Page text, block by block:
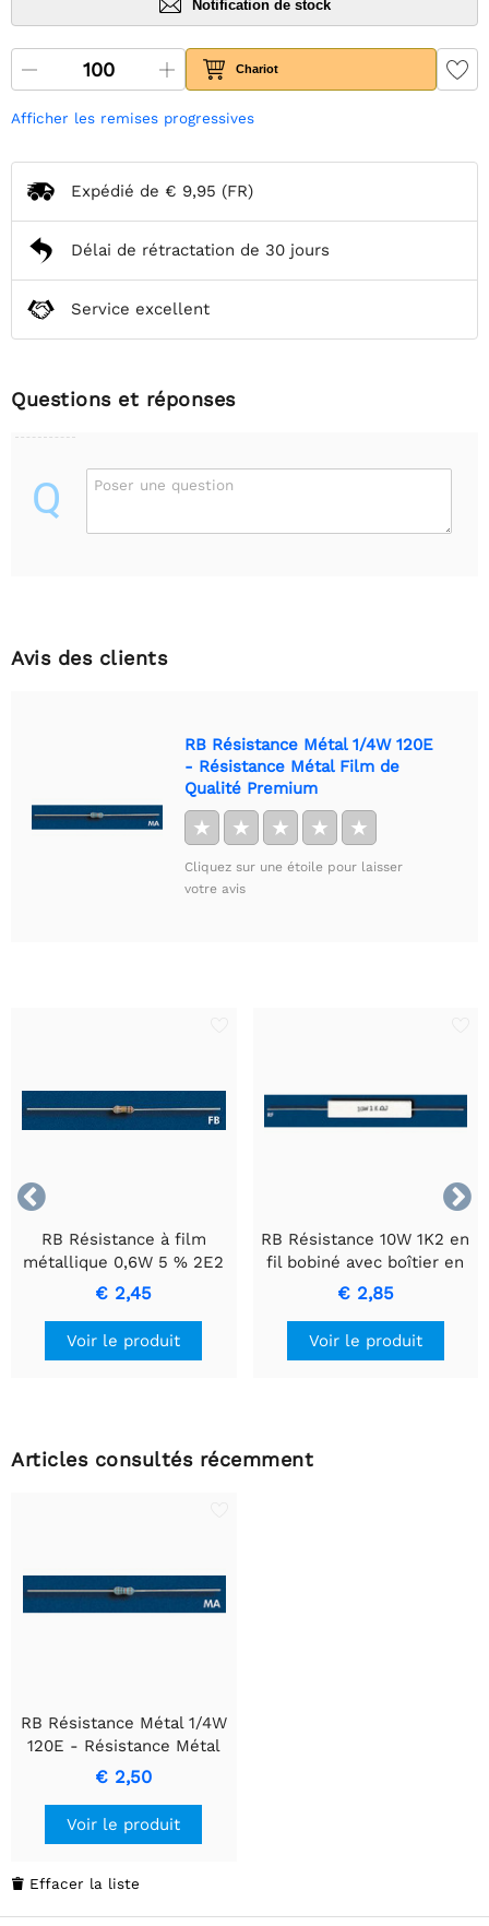
Notification de stock
Chariot
Afficher les remises progressives
Expédié de € 9,95 (FR)
Délai de rétractation de 30 jours
Service excellent
Questions et réponses
Q Poser une question
Avis des clients
RB Résistance Métal 1/4W 120E
- Résistance Métal Film de
Qualité Premium
★ ★ ★ ★ ★
Cliquez sur une étoile pour laisser
votre avis


RB Résistance à film
métallique 0,6W 5 % 2E2
- Résistance de précision
durable
€ 2,45
Voir le produit
RB Résistance 10W 1K2 en
fil bobiné avec boîtier en
céramique.
€ 2,85
Voir le produit
Articles consultés récemment
RB Résistance Métal 1/4W
120E - Résistance Métal
Film de Qualité Premium
€ 2,50
Voir le produit
 Effacer la liste